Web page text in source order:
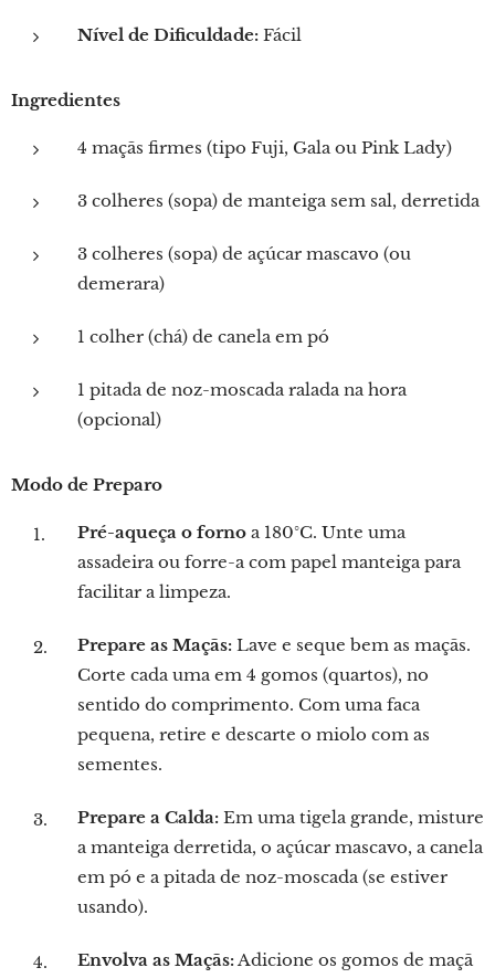
Nível de Dificuldade: Fácil
Ingredientes
4 maçãs firmes (tipo Fuji, Gala ou Pink Lady)
3 colheres (sopa) de manteiga sem sal, derretida
3 colheres (sopa) de açúcar mascavo (ou
demerara)
1 colher (chá) de canela em pó
1 pitada de noz-moscada ralada na hora
(opcional)
Modo de Preparo
Pré-aqueça o forno a 180°C. Unte uma
assadeira ou forre-a com papel manteiga para
facilitar a limpeza.
Prepare as Maçãs: Lave e seque bem as maçãs.
Corte cada uma em 4 gomos (quartos), no
sentido do comprimento. Com uma faca
pequena, retire e descarte o miolo com as
sementes.
Prepare a Calda: Em uma tigela grande, misture
a manteiga derretida, o açúcar mascavo, a canela
em pó e a pitada de noz-moscada (se estiver
usando).
Envolva as Maçãs:Adicione os gomos de maçã